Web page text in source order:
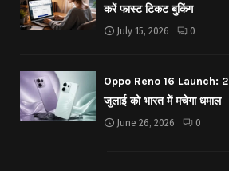
करें फास्ट टिकट बुकिंग
July 15, 2026 0
Oppo Reno 16 Launch: 2
जुलाई को भारत में मचेगा धमाल
June 26, 2026 0